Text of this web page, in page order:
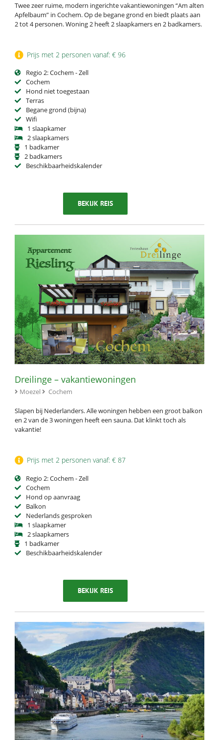
Twee zeer ruime, modern ingerichte vakantiewoningen “Am alten
Apfelbaum” in Cochem. Op de begane grond en biedt plaats aan
2 tot 4 personen. Woning 2 heeft 2 slaapkamers en 2 badkamers.
Prijs met 2 personen vanaf: € 96
Regio 2: Cochem - Zell
Cochem
Hond niet toegestaan
Terras
Begane grond (bijna)
Wifi
1 slaapkamer
2 slaapkamers
1 badkamer
2 badkamers
Beschikbaarheidskalender
BEKIJK REIS
Dreilinge – vakantiewoningen
Moezel Cochem
Slapen bij Nederlanders. Alle woningen hebben een groot balkon
en 2 van de 3 woningen heeft een sauna. Dat klinkt toch als
vakantie!
Prijs met 2 personen vanaf: € 87
Regio 2: Cochem - Zell
Cochem
Hond op aanvraag
Balkon
Nederlands gesproken
1 slaapkamer
2 slaapkamers
1 badkamer
Beschikbaarheidskalender
BEKIJK REIS